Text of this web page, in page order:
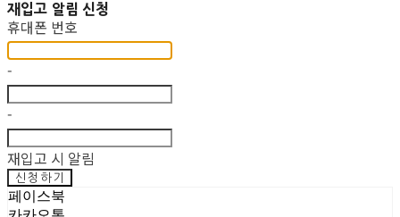
재입고 알림 신청
휴대폰 번호
-
-
재입고 시 알림
신청하기
페이스북